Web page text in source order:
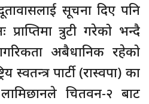
सूचना दिए पनि
त्रुटी गरेको भन्दै
अबैधानिक रहेको
स्वतन्त्र पार्टी (रास्वपा) का
चितवन-२ बाट